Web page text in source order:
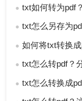
● txt如何转为pdf
● txt怎么另存为
● 如何将txt转换
● txt怎么转pdf？
● txt怎么转换成